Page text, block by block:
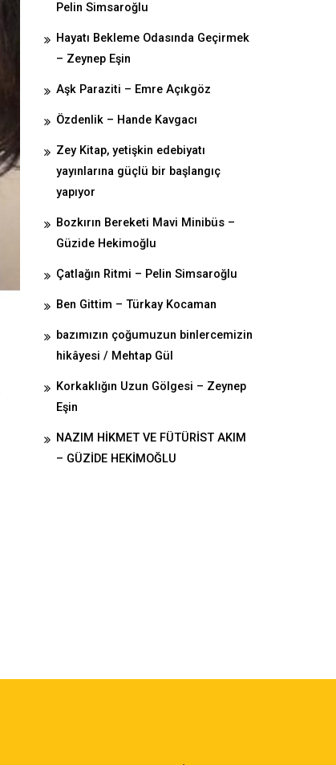
Pelin Simsaroğlu
Hayatı Bekleme Odasında Geçirmek
– Zeynep Eşin
Aşk Paraziti – Emre Açıkgöz
Özdenlik – Hande Kavgacı
Zey Kitap, yetişkin edebiyatı
yayınlarına güçlü bir başlangıç
yapıyor
Bozkırın Bereketi Mavi Minibüs –
Güzide Hekimoğlu
Çatlağın Ritmi – Pelin Simsaroğlu
Ben Gittim – Türkay Kocaman
bazımızın çoğumuzun binlercemizin
hikâyesi / Mehtap Gül
Korkaklığın Uzun Gölgesi – Zeynep
Eşin
NAZIM HİKMET VE FÜTÜRİST AKIM
– GÜZİDE HEKİMOĞLU